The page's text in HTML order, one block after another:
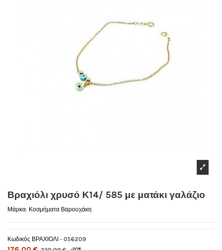
Βραχιόλι χρυσό Κ14/ 585 με ματάκι γαλάζιο
Μάρκα: Κοσμήματα Βαρουχάκη
Κωδικός ΒΡΑΧΙΟΛΙ - 056209